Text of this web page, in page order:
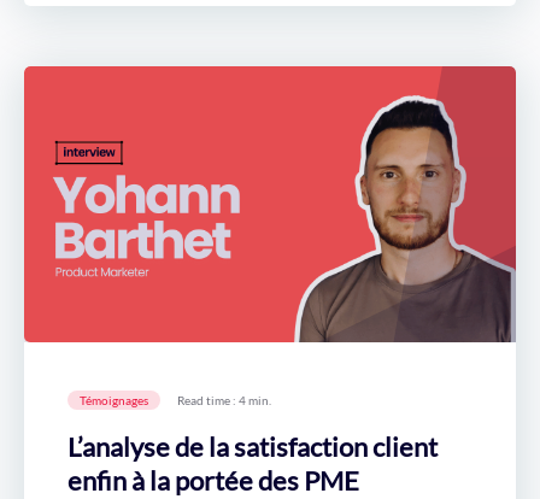
Témoignages Read time : 4 min.
L’analyse de la satisfaction client
enfin à la portée des PME